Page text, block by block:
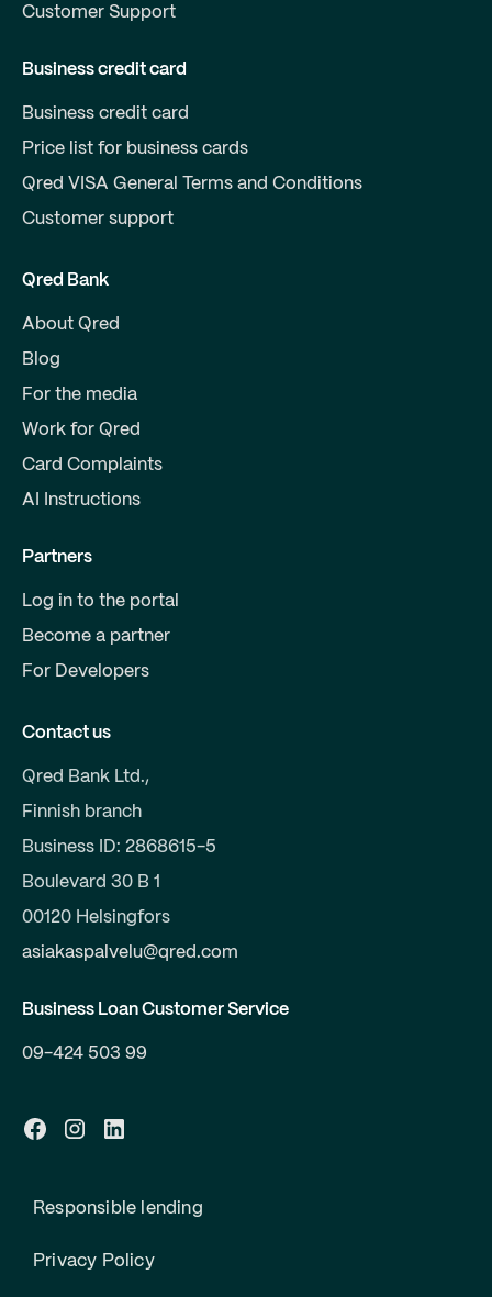
Customer Support
Business credit card
Business credit card
Price list for business cards
Qred VISA General Terms and Conditions
Customer support
Qred Bank
About Qred
Blog
For the media
Work for Qred
Card Complaints
AI Instructions
Partners
Log in to the portal
Become a partner
For Developers
Contact us
Qred Bank Ltd.,
Finnish branch
Business ID: 2868615-5
Boulevard 30 B 1
00120 Helsingfors
asiakaspalvelu@qred.com
Business Loan Customer Service
09-424 503 99
Responsible lending
Privacy Policy